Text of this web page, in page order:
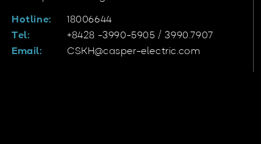
Hotline:
18006644
Tel:
+8428 -3990-5905 / 3990.7907
Email:
CSKH@casper-electric.com